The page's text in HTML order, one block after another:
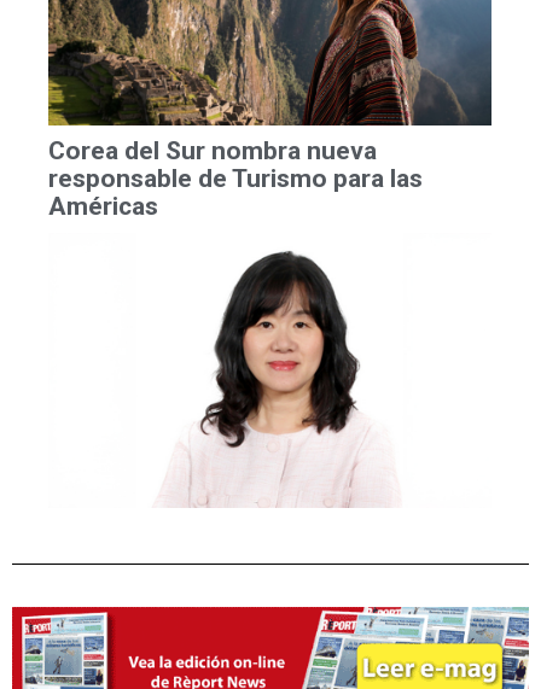
Corea del Sur nombra nueva
responsable de Turismo para las
Américas